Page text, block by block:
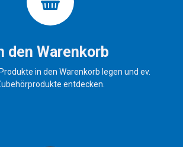
den Warenkorb
in den Warenkorb legen und ev.
entdecken.